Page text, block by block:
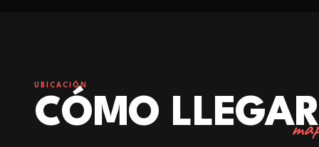
UBICACIÓN
CÓMO LLEGAR